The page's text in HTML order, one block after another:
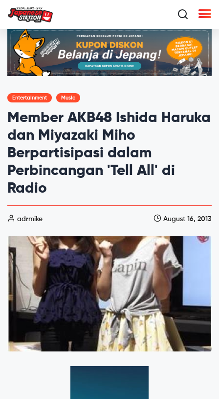
Entertainment Music
Member AKB48 Ishida Haruka
dan Miyazaki Miho
Berpartisipasi dalam
Perbincangan 'Tell All' di
Radio
adrmike August 16, 2013